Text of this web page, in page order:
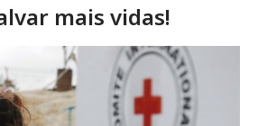
mais vidas!